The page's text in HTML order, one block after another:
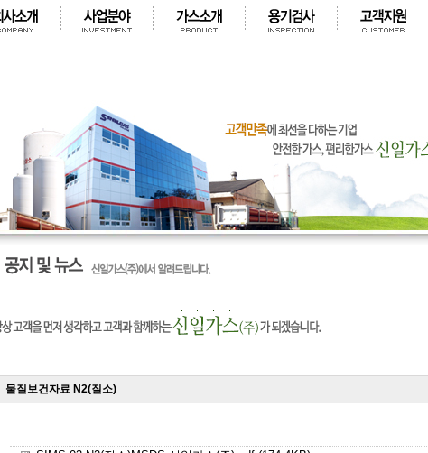
물질보건자료 N2(질소)